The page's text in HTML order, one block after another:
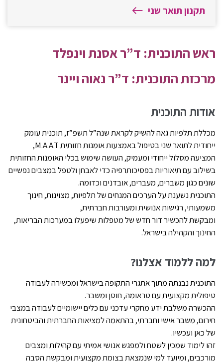
ראש התוכנית: ד”ר אסנת וינפלד
מרכזת התוכנית: ד”ר נאוה ויינר
אודות התוכנית
מכללת תלפיות גאה להשיק לקראת שנה”ל תשפ”ז, תוכנית עומק
ייחודית לתואר שני בטיפול באמצעות אומנות חזותיתM.A.A.T
,
המציעה מסלול ייחודי ומעמיק, העושה שימוש בכלי האומנות החזותית
בשילוב עם תיאוריות בפסיכותרפיה כדי לאבחן ולטפל במצבים נפשיים
שונים כגון משברים, מעברים, אובדנים וכדומה.
התוכנית נשענת על הערכים המנחים של תלפיות, מצוינות, חינוך
משמעותי, רגישות אנושית ומעורבות חברתית,
ומבקשת להכשיר דור חדש של מטפלות שיפעלו במערכות הבריאות,
החינוך והקהילה בישראל.
למה ללמוד אצלנו?
התוכנית נבנתה מתוך אתגרי התקופה בישראל ומכשירה לעבודה
טיפולית מקצועית עם טראומה, חוסן ומשבר.
ההכשרה משלבת ידע מחקרי עדכני עם כלים יישומיים לעבודה במצבי
חירום, משבר אישי וחברתי, בהתאמה למציאות החברתית והביטחונית
של כאן ועכשיו.
זהו לימוד שמכין לשטח ולמפגש אנושי אמיתי עם קהילות ומצבים
מורכבים, ומיועד למי שנמצאת בצומת מקצועית ומבקשת הסבה
תקנון תואר שני